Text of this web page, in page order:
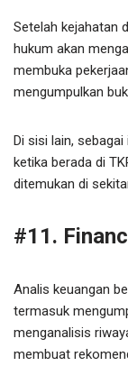
Setelah kejahatan
hukum akan
membuka
mengumpulkan
Di sisi lain,
ketika berada di
ditemukan di
#11.
Analis keuangan
termasuk
menganalisis
membuat